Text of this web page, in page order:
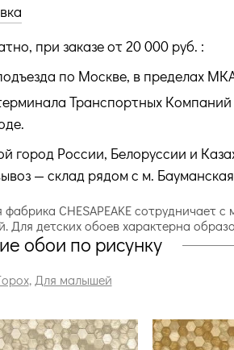
при заказе от 20 000 руб. :
по Москве, в пределах
Транспортных
город России, Белоруссии и
— склад рядом с м.
CHESAPEAKE
детских обоев характерна
обои по рисунку
, Для малышей